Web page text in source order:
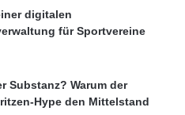
von Gesellschaften des
Energiehandels. Zuvor war er
der PwC Deutsche Revision
der Energiewirtschaft tätig.
er 1994 als Assistent des
digitalen
für Sportvereine
Substanz? Warum der
Hype den Mittelstand